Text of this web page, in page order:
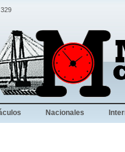
Nacionales